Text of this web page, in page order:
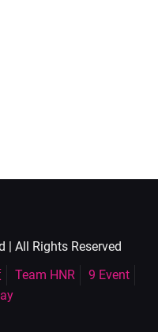
All Rights Reserved
Team HNR
9 Event